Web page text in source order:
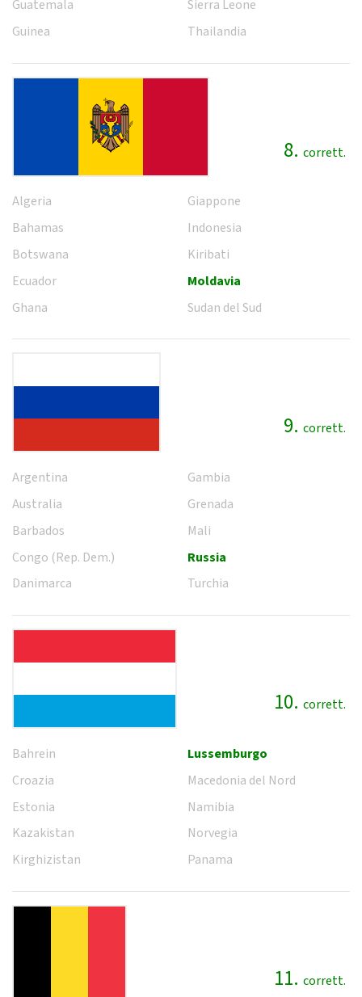
Guatemala
Guinea
Sierra Leone
Thailandia
8. corrett.
Algeria
Bahamas
Botswana
Ecuador
Ghana
Giappone
Indonesia
Kiribati
Moldavia
Sudan del Sud
9. corrett.
Argentina
Australia
Barbados
Congo (Rep. Dem.)
Danimarca
Gambia
Grenada
Mali
Russia
Turchia
10. corrett.
Bahrein
Croazia
Estonia
Kazakistan
Kirghizistan
Lussemburgo
Macedonia del Nord
Namibia
Norvegia
Panama
11. corrett.